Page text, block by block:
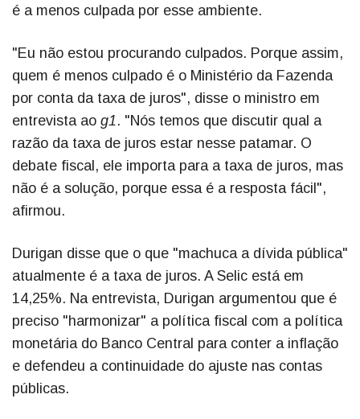
é a menos culpada por esse ambiente.
"Eu não estou procurando culpados. Porque assim,
quem é menos culpado é o Ministério da Fazenda
por conta da taxa de juros", disse o ministro em
entrevista ao g1. "Nós temos que discutir qual a
razão da taxa de juros estar nesse patamar. O
debate fiscal, ele importa para a taxa de juros, mas
não é a solução, porque essa é a resposta fácil",
afirmou.
Durigan disse que o que "machuca a dívida pública"
atualmente é a taxa de juros. A Selic está em
14,25%. Na entrevista, Durigan argumentou que é
preciso "harmonizar" a política fiscal com a política
monetária do Banco Central para conter a inflação
e defendeu a continuidade do ajuste nas contas
públicas.